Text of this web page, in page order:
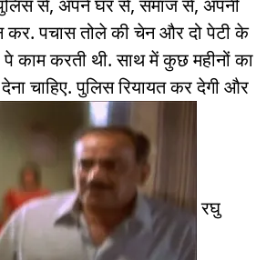
से, अपने घर से, समाज से, अपनी
कर. पचास तोले की चेन और दो पेटी के
काम करती थी. साथ में कुछ महीनों का
चाहिए. पुलिस रियायत कर देगी और
रघु